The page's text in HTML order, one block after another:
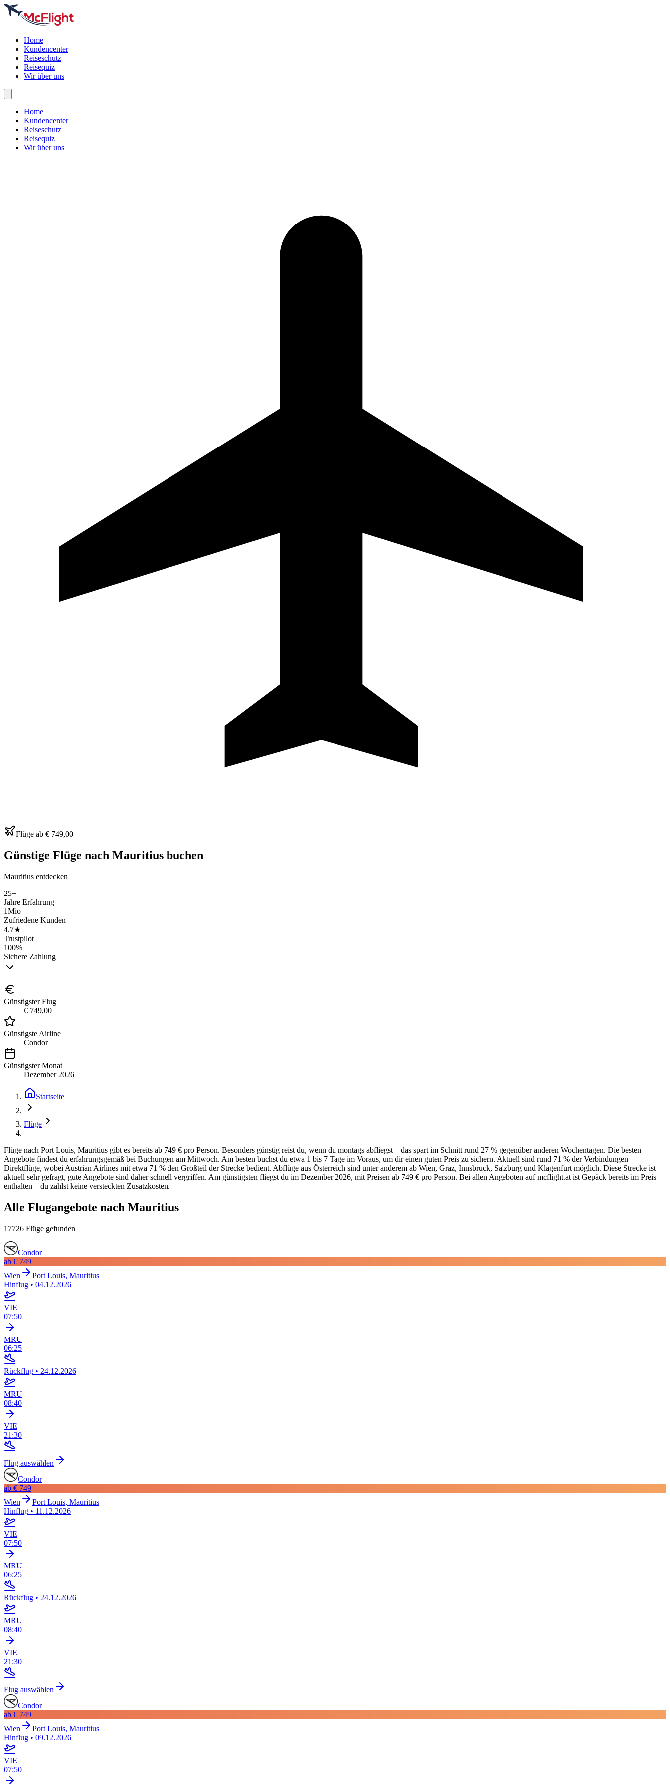
Home
Kundencenter
Reiseschutz
Reisequiz
Wir über uns
Home
Kundencenter
Reiseschutz
Reisequiz
Wir über uns
Flüge ab € 749,00
Günstige Flüge nach Mauritius buchen
Mauritius entdecken
25+
Jahre Erfahrung
1Mio+
Zufriedene Kunden
4.7★
Trustpilot
100%
Sichere Zahlung
Günstigster Flug
€ 749,00
Günstigste Airline
Condor
Günstigster Monat
Dezember 2026
Startseite
Flüge
Flüge nach Port Louis, Mauritius gibt es bereits ab 749 € pro Person. Besonders günstig reist du, wenn du montags abfliegst – das spart im Schnitt rund 27 % gegenüber anderen Wochentagen. Die besten
Angebote findest du erfahrungsgemäß bei Buchungen am Mittwoch. Am besten buchst du etwa 1 bis 7 Tage im Voraus, um dir einen guten Preis zu sichern. Aktuell sind rund 71 % der Verbindungen
Direktflüge, wobei Austrian Airlines mit etwa 71 % den Großteil der Strecke bedient. Abflüge aus Österreich sind unter anderem ab Wien, Graz, Innsbruck, Salzburg und Klagenfurt möglich. Diese Strecke ist
aktuell sehr gefragt, gute Angebote sind daher schnell vergriffen. Am günstigsten fliegst du im Dezember 2026, mit Preisen ab 749 € pro Person. Bei allen Angeboten auf mcflight.at ist Gepäck bereits im Preis
enthalten – du zahlst keine versteckten Zusatzkosten.
Alle Flugangebote nach Mauritius
17726 Flüge gefunden
Condor
ab € 749
Wien
Port Louis, Mauritius
Hinflug • 04.12.2026
VIE
07:50
MRU
06:25
Rückflug • 24.12.2026
MRU
08:40
VIE
21:30
Flug auswählen
Condor
ab € 749
Wien
Port Louis, Mauritius
Hinflug • 11.12.2026
VIE
07:50
MRU
06:25
Rückflug • 24.12.2026
MRU
08:40
VIE
21:30
Flug auswählen
Condor
ab € 749
Wien
Port Louis, Mauritius
Hinflug • 09.12.2026
VIE
07:50